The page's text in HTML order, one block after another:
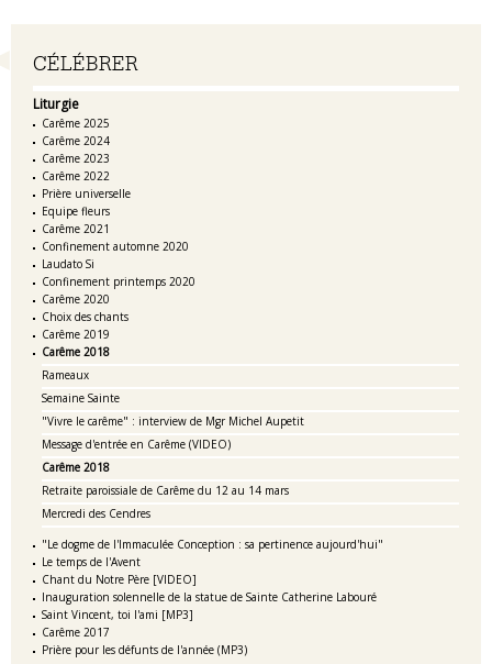
Navigation
CÉLÉBRER
Liturgie
Carême 2025
Carême 2024
Carême 2023
Carême 2022
Prière universelle
Equipe fleurs
Carême 2021
Confinement automne 2020
Laudato Si
Confinement printemps 2020
Carême 2020
Choix des chants
Carême 2019
Carême 2018
Rameaux
Semaine Sainte
"Vivre le carême" : interview de Mgr Michel Aupetit
Message d'entrée en Carême (VIDEO)
Carême 2018
Retraite paroissiale de Carême du 12 au 14 mars
Mercredi des Cendres
"Le dogme de l'Immaculée Conception : sa pertinence aujourd'hui"
Le temps de l'Avent
Chant du Notre Père [VIDEO]
Inauguration solennelle de la statue de Sainte Catherine Labouré
Saint Vincent, toi l'ami [MP3]
Carême 2017
Prière pour les défunts de l'année (MP3)